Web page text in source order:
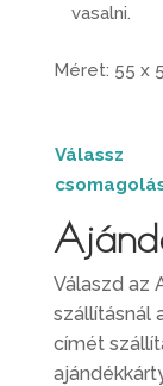
vasalni.
Méret: 55 x
Válassz
Válaszd az
szállításnál
címét